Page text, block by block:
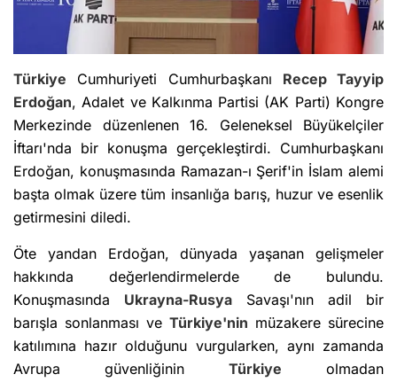
Türkiye Cumhuriyeti Cumhurbaşkanı Recep Tayyip
Erdoğan, Adalet ve Kalkınma Partisi (AK Parti) Kongre
Merkezinde düzenlenen 16. Geleneksel Büyükelçiler
İftarı'nda bir konuşma gerçekleştirdi. Cumhurbaşkanı
Erdoğan, konuşmasında Ramazan-ı Şerif'in İslam alemi
başta olmak üzere tüm insanlığa barış, huzur ve esenlik
getirmesini diledi.
Öte yandan Erdoğan, dünyada yaşanan gelişmeler
hakkında değerlendirmelerde de bulundu.
Konuşmasında Ukrayna-Rusya Savaşı'nın adil bir
barışla sonlanması ve Türkiye'nin müzakere sürecine
katılımına hazır olduğunu vurgularken, aynı zamanda
Avrupa güvenliğinin Türkiye olmadan